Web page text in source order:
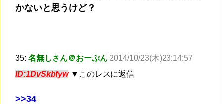
かないと思うけど？
35: 名無しさん＠おーぷん 2014/10/23(木)23:14:57
ID:1DvSkbfyw ▼このレスに返信
>>34